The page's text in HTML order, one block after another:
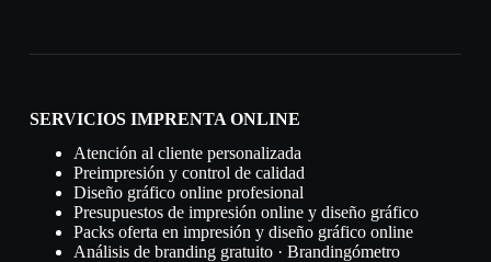
SERVICIOS IMPRENTA ONLINE
Atención al cliente personalizada
Preimpresión y control de calidad
Diseño gráfico online profesional
Presupuestos de impresión online y diseño gráfico
Packs oferta en impresión y diseño gráfico online
Análisis de branding gratuito · Brandingómetro